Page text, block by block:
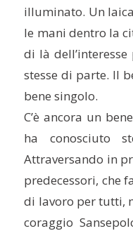
illuminato. Un
le mani dentro la
di là
stesse di parte. Il
bene singolo.
C’è ancora un
ha conosciuto
Attraversando in
predecessori, che
di lavoro per tutti,
coraggio